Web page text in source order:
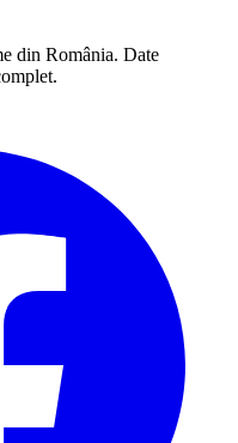
din România. Date